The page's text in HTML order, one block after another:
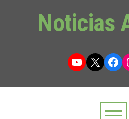
Noticias
YouTube
X